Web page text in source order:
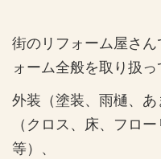
街のリフォーム屋さ
ォーム全般を取り扱っ
外装（塗装、雨樋、
（クロス、床、フロ
等）、